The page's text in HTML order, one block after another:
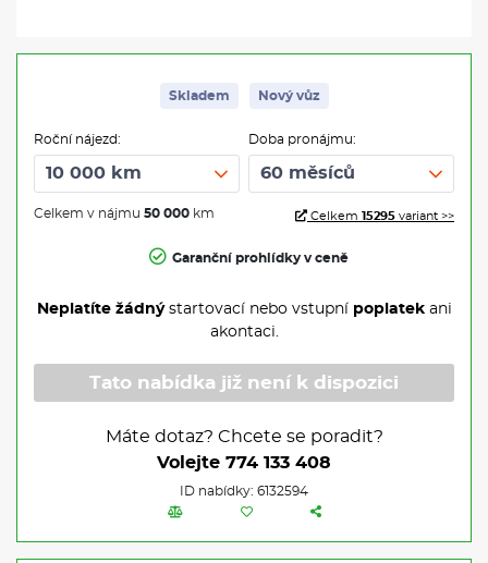
Skladem Nový vůz
Roční nájezd:
Celkem v nájmu 50 000 km
Doba pronájmu:
Celkem 15295 variant >>
Garanční prohlídky v ceně
Neplatíte žádnýstartovací nebo vstupní poplatekani
akontaci.
Tato nabídka již není k dispozici
Máte dotaz? Chcete se poradit?
Volejte 774 133 408
ID nabídky: 6132594